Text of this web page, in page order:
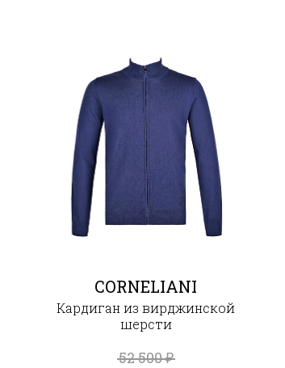
CORNELIANI
Кардиган из вирджинской
шерсти
52 500₽